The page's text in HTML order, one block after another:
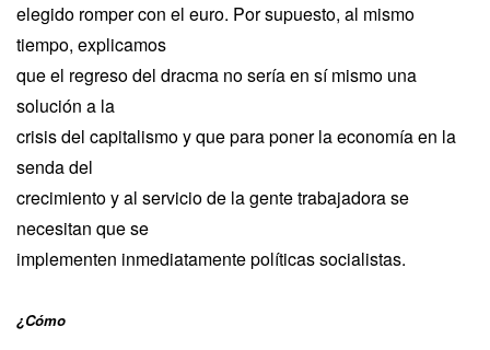
elegido romper con el euro. Por supuesto, al mismo
tiempo, explicamos
que el regreso del dracma no sería en sí mismo una
solución a la
crisis del capitalismo y que para poner la economía en la
senda del
crecimiento y al servicio de la gente trabajadora se
necesitan que se
implementen inmediatamente políticas socialistas.
¿Cómo